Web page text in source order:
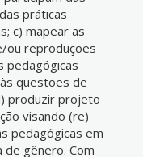
práticas
c) mapear as
ou reproduções
pedagógicas
questões de
produzir projeto
visando (re)
pedagógicas em
gênero. Com